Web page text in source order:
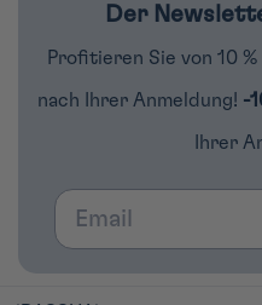
Der
Profitieren Sie von 10
nach Ihrer Anmeldung! -
Ihrer
Email